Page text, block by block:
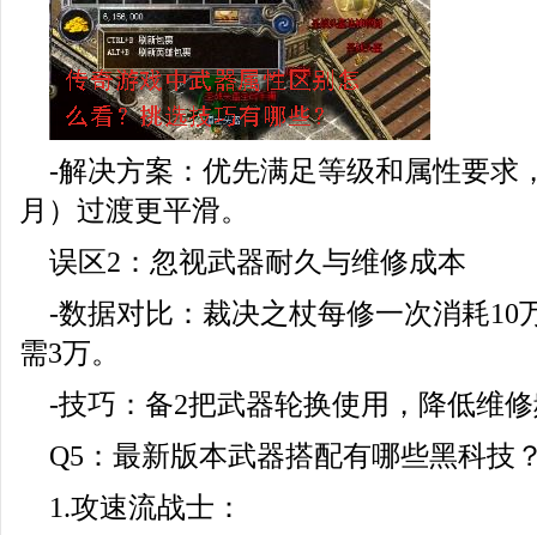
-解决方案：优先满足等级和属性要求
月）过渡更平滑。
误区2：忽视武器耐久与维修成本
-数据对比：裁决之杖每修一次消耗10
需3万。
-技巧：备2把武器轮换使用，降低维
Q5：最新版本武器搭配有哪些黑科技
1.攻速流战士：